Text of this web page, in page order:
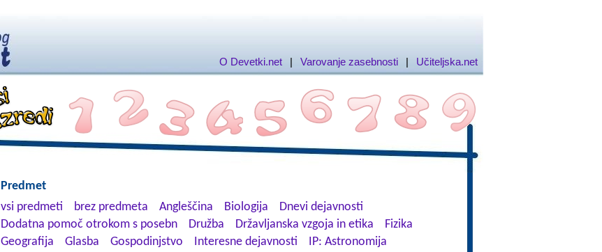
O Devetki.net | Varovanje zasebnosti | Učiteljska.net
Predmet
vsi predmeti
brez predmeta Angleščina Biologija
Dnevi dejavnosti
Dodatna pomoč otrokom s posebn
Družba Državljanska vzgoja in etika
Fizika
Geografija
Glasba Gospodinjstvo Interesne dejavnosti
IP: Astronomija